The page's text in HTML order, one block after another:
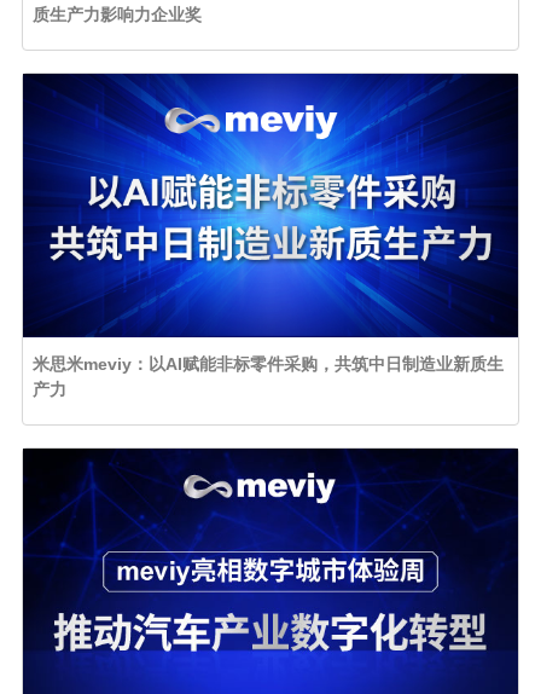
质生产力影响力企业奖
米思米meviy：以AI赋能非标零件采购，共筑中日制造业新质生
产力